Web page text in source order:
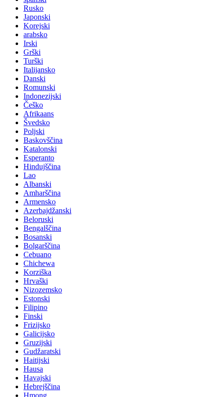
Rusko
Japonski
Korejski
arabsko
Irski
Grški
Turški
Italijansko
Danski
Romunski
Indonezijski
Češko
Afrikaans
Švedsko
Poljski
Baskovščina
Katalonski
Esperanto
Hindujščina
Lao
Albanski
Amharščina
Armensko
Azerbajdžanski
Beloruski
Bengalščina
Bosanski
Bolgarščina
Cebuano
Chichewa
Korziška
Hrvaški
Nizozemsko
Estonski
Filipino
Finski
Frizijsko
Galicijsko
Gruzijski
Gudžaratski
Haitijski
Hausa
Havajski
Hebrejščina
Hmong